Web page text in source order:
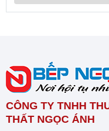
CÔNG TY TNHH
THẤT NGỌC ÁNH